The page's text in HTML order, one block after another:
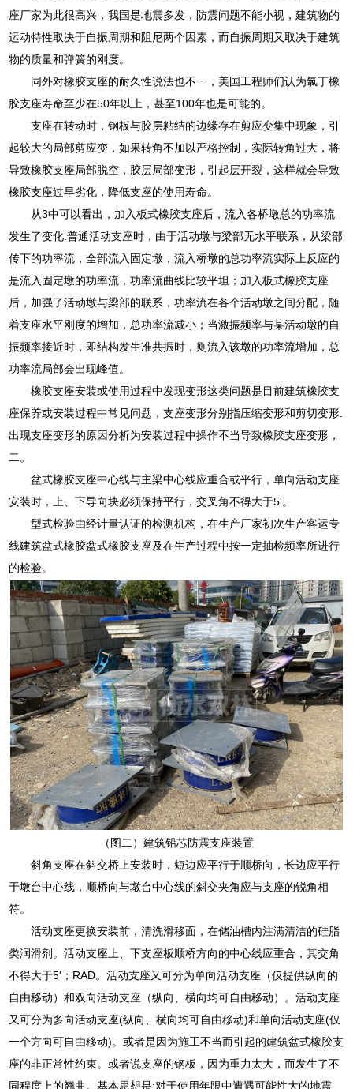
座厂家为此很高兴，我国是地震多发，防震问题不能小视，建筑物的
运动特性取决于自振周期和阻尼两个因素，而自振周期又取决于建筑
物的质量和弹簧的刚度。
同外对橡胶支座的耐久性说法也不一，美国工程师们认为氯丁橡
胶支座寿命至少在50年以上，甚至100年也是可能的。
支座在转动时，钢板与胶层粘结的边缘存在剪应变集中现象，引
起较大的局部剪应变，如果转角不加以严格控制，实际转角过大，将
导致橡胶支座局部脱空，胶层局部变形，引起层开裂，这样就会导致
橡胶支座过早劣化，降低支座的使用寿命。
从3中可以看出，加入板式橡胶支座后，流入各桥墩总的功率流
发生了变化:普通活动支座时，由于活动墩与梁部无水平联系，从梁部
传下的功率流，全部流入固定墩，流入桥墩的总功率流实际上反应的
是流入固定墩的功率流，功率流曲线比较平坦；加入板式橡胶支座
后，加强了活动墩与梁部的联系，功率流在各个活动墩之间分配，随
着支座水平刚度的增加，总功率流减小；当激振频率与某活动墩的自
振频率接近时，即结构发生准共振时，则流入该墩的功率流增加，总
功率流局部会出现峰值。
橡胶支座安装或使用过程中发现变形这类问题是目前建筑橡胶支
座保养或安装过程中常见问题，支座变形分别指压缩变形和剪切变形.
出现支座变形的原因分析为安装过程中操作不当导致橡胶支座变形，
二。
盆式橡胶支座中心线与主梁中心线应重合或平行，单向活动支座
安装时，上、下导向块必须保持平行，交叉角不得大于5'。
型式检验由经计量认证的检测机构，在生产厂家初次生产客运专
线建筑盆式橡胶盆式橡胶支座及在生产过程中按一定抽检频率所进行
的检验。
（图二）建筑铅芯防震支座装置
斜角支座在斜交桥上安装时，短边应平行于顺桥向，长边应平行
于墩台中心线，顺桥向与墩台中心线的斜交夹角应与支座的锐角相
符。
活动支座更换安装前，清洗滑移面，在储油槽内注满清洁的硅脂
类润滑剂。活动支座上、下支座板顺桥方向的中心线应重合，其交角
不得大于5′；RAD。活动支座又可分为单向活动支座（仅提供纵向的
自由移动）和双向活动支座（纵向、横向均可自由移动）。活动支座
又可分为多向活动支座(纵向、横向均可自由移动)和单向活动支座(仅
一个方向可自由移动)。或者是因为施工不当而引起的建筑盆式橡胶支
座的非正常性约束。或者说支座的钢板，因为重力太大，而发生了不
同程度上的翘曲。基本思想是:对于使用年限中遭遇可能性大的地震